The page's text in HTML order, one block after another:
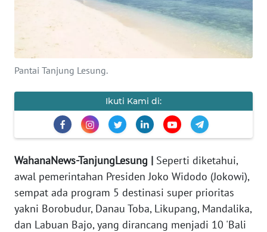
Pantai Tanjung Lesung.
Ikuti Kami di:
WahanaNews-TanjungLesung | Seperti diketahui,
awal pemerintahan Presiden Joko Widodo (Jokowi),
sempat ada program 5 destinasi super prioritas
yakni Borobudur, Danau Toba, Likupang, Mandalika,
dan Labuan Bajo, yang dirancang menjadi 10 'Bali
KAMI
IKLAN
SIBER
REDAKSI
KARIR